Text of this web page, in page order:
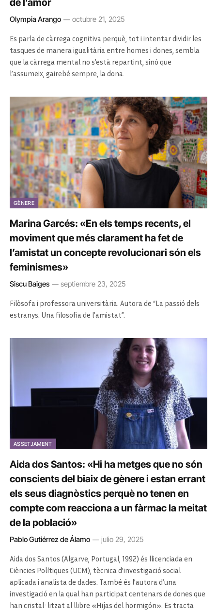
de l’amor
Olympia Arango octubre 21, 2025
Es parla de càrrega cognitiva perquè, tot i intentar dividir les
tasques de manera igualitària entre homes i dones, sembla
que la càrrega mental no s’està repartint, sinó que
l’assumeix, gairebé sempre, la dona.
GÈNERE
Marina Garcés: «En els temps recents, el
moviment que més clarament ha fet de
l’amistat un concepte revolucionari són els
feminismes»
Siscu Baiges septiembre 23, 2025
Filòsofa i professora universitària. Autora de “La passió dels
estranys. Una filosofia de l’amistat”.
ASSETJAMENT
Aida dos Santos: «Hi ha metges que no són
conscients del biaix de gènere i estan errant
els seus diagnòstics perquè no tenen en
compte com reacciona a un fàrmac la meitat
de la població»
Pablo Gutiérrez de Álamo julio 29, 2025
Aida dos Santos (Algarve, Portugal, 1992) és llicenciada en
Ciències Polítiques (UCM), tècnica d’investigació social
aplicada i analista de dades. També és l’autora d’una
investigació en la qual han participat centenars de dones que
han cristal·litzat al llibre «Hijas del hormigón». Es tracta